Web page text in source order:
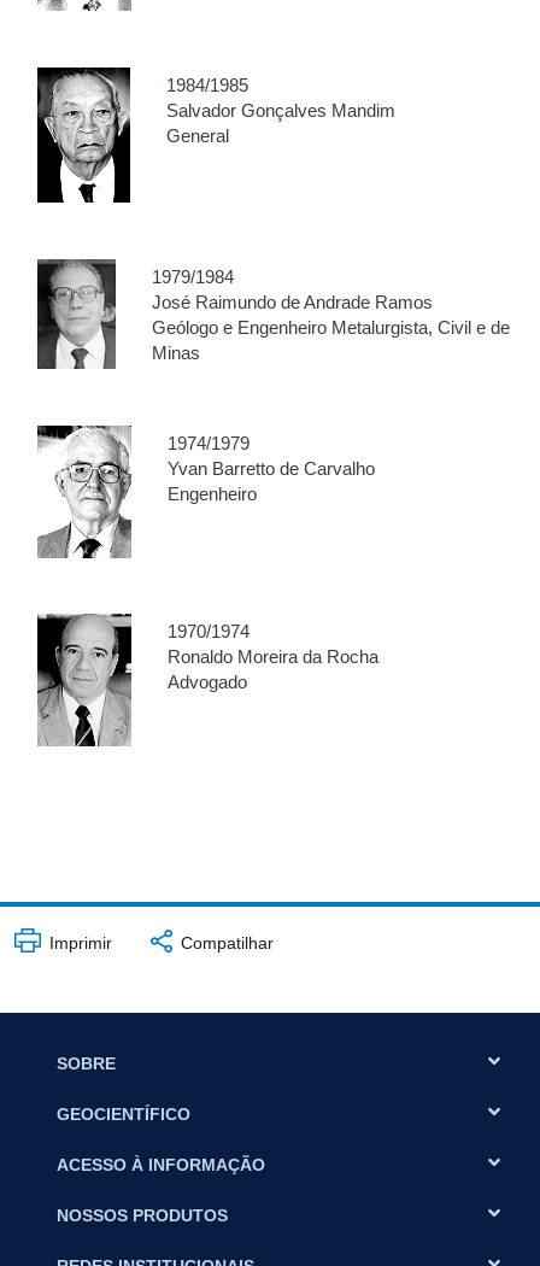
1984/1985
Salvador Gonçalves Mandim
General
1979/1984
José Raimundo de Andrade Ramos
Geólogo e Engenheiro Metalurgista, Civil e de
Minas
1974/1979
Yvan Barretto de Carvalho
Engenheiro
1970/1974
Ronaldo Moreira da Rocha
Advogado
Imprimir Compatilhar
SOBRE
GEOCIENTÍFICO
ACESSO À INFORMAÇÃO
NOSSOS PRODUTOS